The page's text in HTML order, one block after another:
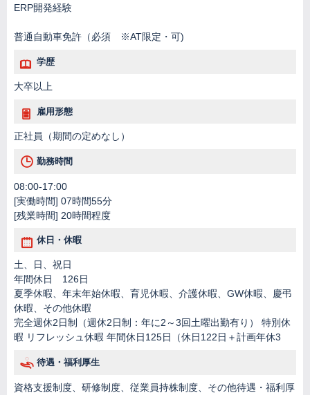
ERP開発経験
普通自動車免許（必須 ※AT限定・可)
学歴
大卒以上
雇用形態
正社員（期間の定めなし）
勤務時間
08:00-17:00
[実働時間] 07時間55分
[残業時間] 20時間程度
休日・休暇
土、日、祝日
年間休日 126日
夏季休暇、年末年始休暇、育児休暇、介護休暇、GW休暇、慶弔
休暇、その他休暇
完全週休2日制（週休2日制：年に2～3回土曜出勤有り） 特別休
暇 リフレッシュ休暇 年間休日125日（休日122日＋計画年休3
待遇・福利厚生
資格支援制度、研修制度、従業員持株制度、その他待遇・福利厚